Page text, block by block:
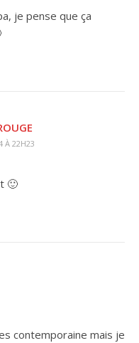
je pense que ça
À 22H23
🙂
contemporaine mais je